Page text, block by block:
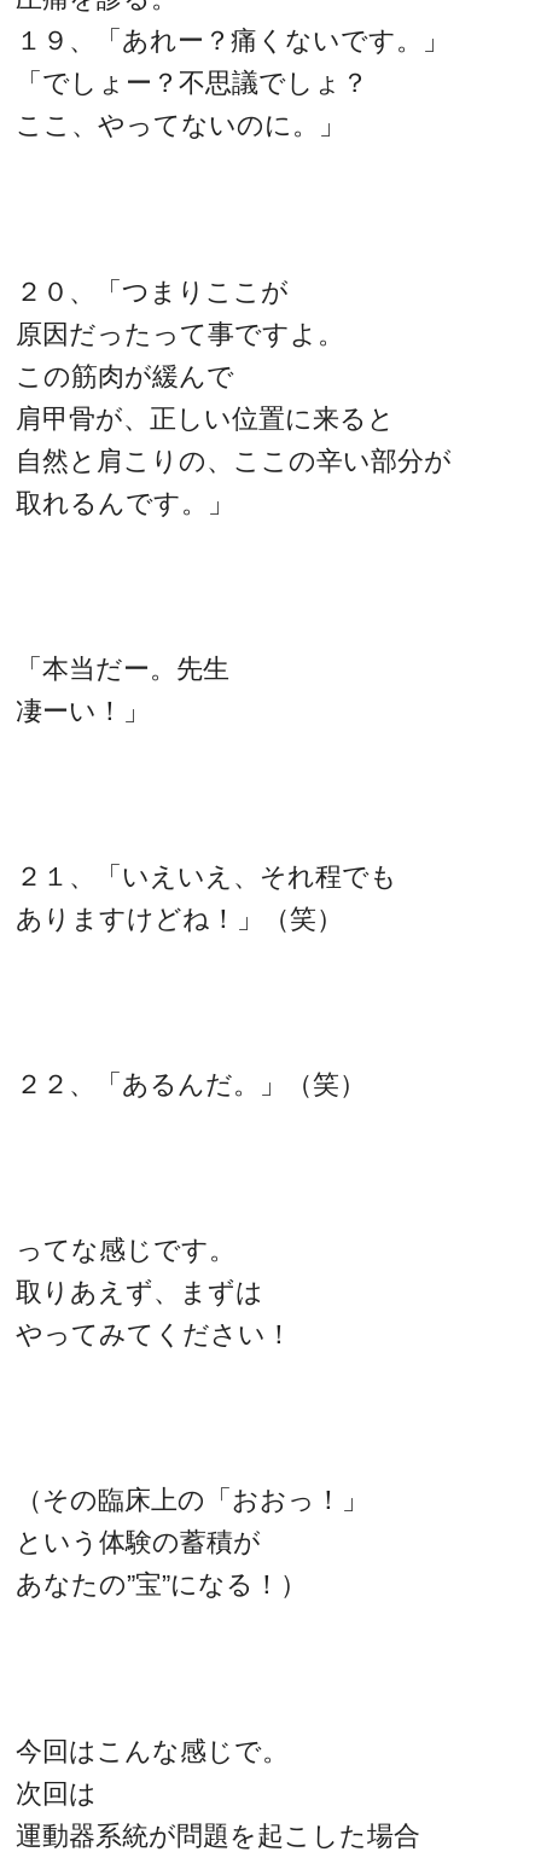
１９、「あれー？痛くないです。」
「でしょー？不思議でしょ？
ここ、やってないのに。」
２０、「つまりここが
原因だったって事ですよ。
この筋肉が緩んで
肩甲骨が、正しい位置に来ると
自然と肩こりの、ここの辛い部分が
取れるんです。」
「本当だー。先生
凄ーい！」
２１、「いえいえ、それ程でも
ありますけどね！」（笑）
２２、「あるんだ。」（笑）
ってな感じです。
取りあえず、まずは
やってみてください！
（その臨床上の「おおっ！」
という体験の蓄積が
あなたの”宝”になる！）
今回はこんな感じで。
次回は
運動器系統が問題を起こした場合